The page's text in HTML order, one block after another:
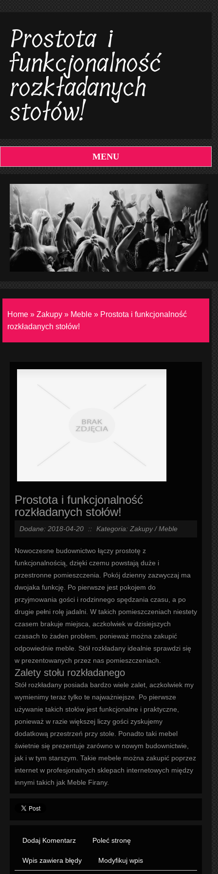
Prostota i
funkcjonalność
rozkładanych
stołów!
MENU
Home » Zakupy » Meble » Prostota i funkcjonalność
rozkładanych stołów!
Prostota i funkcjonalność
rozkładanych stołów!
Dodane: 2018-04-20 :: Kategoria: Zakupy / Meble
Nowoczesne budownictwo łączy prostotę z
funkcjonalnością, dzięki czemu powstają duże i
przestronne pomieszczenia. Pokój dzienny zazwyczaj ma
dwojaka funkcję. Po pierwsze jest pokojem do
przyjmowania gości i rodzinnego spędzania czasu, a po
drugie pełni rolę jadalni. W takich pomieszczeniach niestety
czasem brakuje miejsca, aczkolwiek w dzisiejszych
czasach to żaden problem, ponieważ można zakupić
odpowiednie meble. Stół rozkładany idealnie sprawdzi się
w prezentowanych przez nas pomieszczeniach.
Zalety stołu rozkładanego
Stół rozkładany posiada bardzo wiele zalet, aczkolwiek my
wymienimy teraz tylko te najważniejsze. Po pierwsze
używanie takich stołów jest funkcjonalne i praktyczne,
ponieważ w razie większej liczy gości zyskujemy
dodatkową przestrzeń przy stole. Ponadto taki mebel
świetnie się prezentuje zarówno w nowym budownictwie,
jak i w tym starszym. Takie mebele można zakupić poprzez
internet w profesjonalnych sklepach internetowych między
innymi takich jak Meble Firany.
Dodaj Komentarz Poleć stronę
Wpis zawiera błędy Modyfikuj wpis